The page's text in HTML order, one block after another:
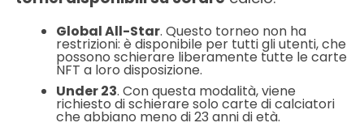
Global All-Star. Questo torneo non ha
restrizioni: è disponibile per tutti gli utenti, che
possono schierare liberamente tutte le carte
NFT a loro disposizione.
Under 23. Con questa modalità, viene
richiesto di schierare solo carte di calciatori
che abbiano meno di 23 anni di età.